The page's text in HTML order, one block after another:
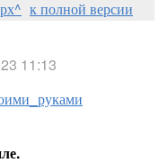
к полной версии
11:13